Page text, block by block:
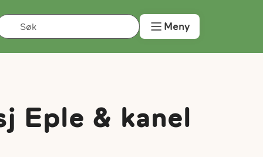
Meny
Eple & kanel